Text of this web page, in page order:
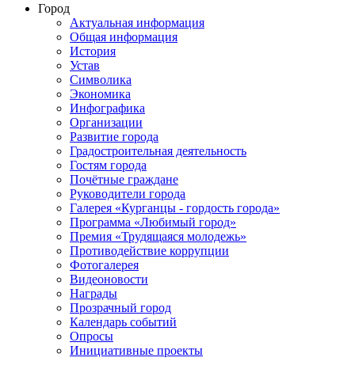
Город
Актуальная информация
Общая информация
История
Устав
Символика
Экономика
Инфографика
Организации
Развитие города
Градостроительная деятельность
Гостям города
Почётные граждане
Руководители города
Галерея «Курганцы - гордость города»
Программа «Любимый город»
Премия «Трудящаяся молодежь»
Противодействие коррупции
Фотогалерея
Видеоновости
Награды
Прозрачный город
Календарь событий
Опросы
Инициативные проекты